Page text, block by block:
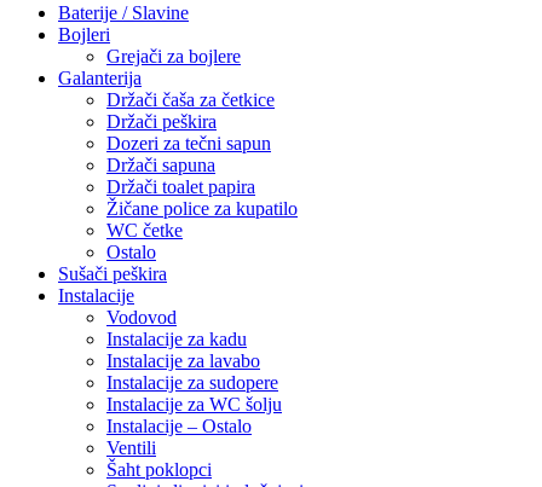
Baterije / Slavine
Bojleri
Grejači za bojlere
Galanterija
Držači čaša za četkice
Držači peškira
Dozeri za tečni sapun
Držači sapuna
Držači toalet papira
Žičane police za kupatilo
WC četke
Ostalo
Sušači peškira
Instalacije
Vodovod
Instalacije za kadu
Instalacije za lavabo
Instalacije za sudopere
Instalacije za WC šolju
Instalacije – Ostalo
Ventili
Šaht poklopci